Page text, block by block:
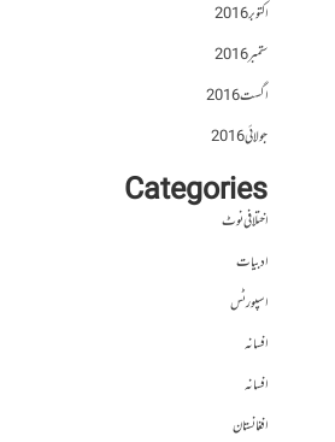
اکتوبر 2016
ستمبر 2016
اگست 2016
جولائی 2016
Categories
اختلافی نوٹ
ادبیات
اسپورٹس
افسانہ
افسانہ
افغانستان